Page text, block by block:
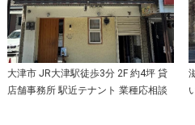
大津市 JR大津駅徒歩3分 2F 約4坪 貸
店舗事務所 駅近テナント 業種応相談